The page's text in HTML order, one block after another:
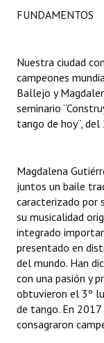
Proyectos
Dictámenes
Actas de Sesión
Ejecución
Actas de
NORMATIVA
Comunicaciones
Declaraciones
Resoluciones
FUNDAMENTOS
Nuestra ciudad
campeones
Ballejo y
seminario
tango de hoy”,
Magdalena
juntos un baile
caracterizado por
su musicalidad
integrado
presentado en
del mundo. Han
con una pasión y
obtuvieron el 3º
de tango. En
consagraron